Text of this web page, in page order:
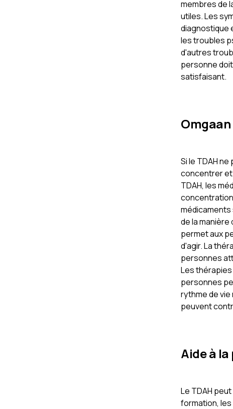
membres de
utiles. Les
diagnostique
les troubles
d'autres
personne
satisfaisant.
Omgaan
Si le TDAH
concentrer et
TDAH, les
médicaments
de la
permet aux
d'agir. La
personnes
Les thérapies
personnes
rythme de
peuvent
Aide à
Le TDAH
formation,